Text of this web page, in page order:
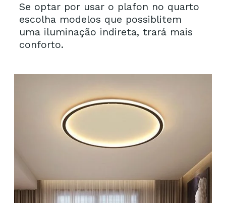
Se optar por usar o plafon no quarto
escolha modelos que possiblitem
uma iluminação indireta, trará mais
conforto.